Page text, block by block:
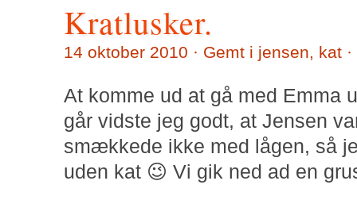
Kratlusker.
14 oktober 2010 · Gemt i jensen, kat ·
At komme ud at gå med Emma
går vidste jeg godt, at Jensen
smækkede ikke med lågen, så
uden kat 😉 Vi gik ned ad en